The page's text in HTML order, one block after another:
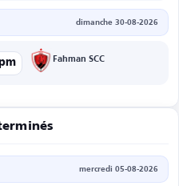
dimanche 30-08-2026
Fahman SCC
mercredi 05-08-2026